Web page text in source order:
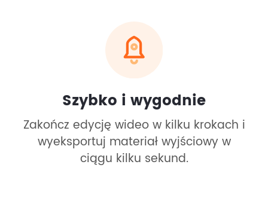
Szybko i wygodnie
Zakończ edycję wideo w kilku krokach i
wyeksportuj materiał wyjściowy w
ciągu kilku sekund.